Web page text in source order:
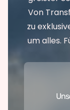
Von
zu
um alles.